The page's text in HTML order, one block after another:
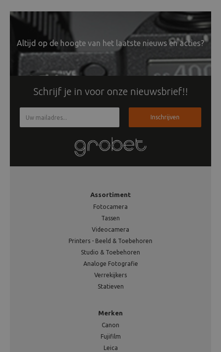
Altijd op de hoogte van het laatste nieuws en acties?
Schrijf je in voor onze nieuwsbrief!!
Inschrijven
Assortiment
Fotocamera
Tassen
Videocamera
Printers - Beeld & Toebehoren
Studio & Toebehoren
Analoge Fotografie
Verrekijkers
Statieven
Merken
Canon
Fujifilm
Leica